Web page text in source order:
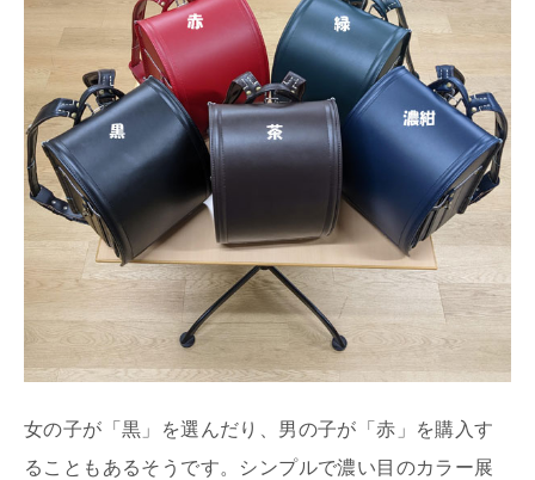
女の子が「黒」を選んだり、男の子が「赤」を購入す
ることもあるそうです。シンプルで濃い目のカラー展